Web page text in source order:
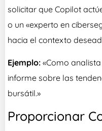
solicitar que Copilot
o un «experto en
hacia el contexto
Ejemplo: «Como
informe sobre las
bursátil.»
Proporcionar